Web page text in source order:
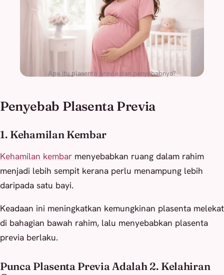
Apa itu plasenta previa dan penyebabnya?
Penyebab Plasenta Previa
1. Kehamilan Kembar
Kehamilan kembar menyebabkan ruang dalam rahim
menjadi lebih sempit kerana perlu menampung lebih
daripada satu bayi.
Keadaan ini meningkatkan kemungkinan plasenta melekat
di bahagian bawah rahim, lalu menyebabkan plasenta
previa berlaku.
Punca Plasenta Previa Adalah 2. Kelahiran